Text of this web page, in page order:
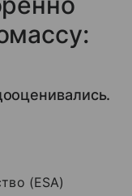
(ESA)